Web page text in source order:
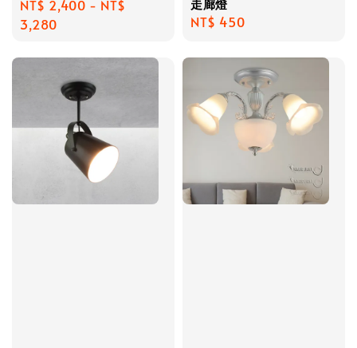
Regular
price
NT$ 2,400 - NT$
3,280
走廊燈
Regular
NT$ 450